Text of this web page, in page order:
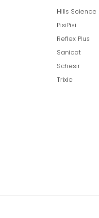
Hills Science
PisiPisi
Reflex Plus
Sanicat
Schesir
Trixie